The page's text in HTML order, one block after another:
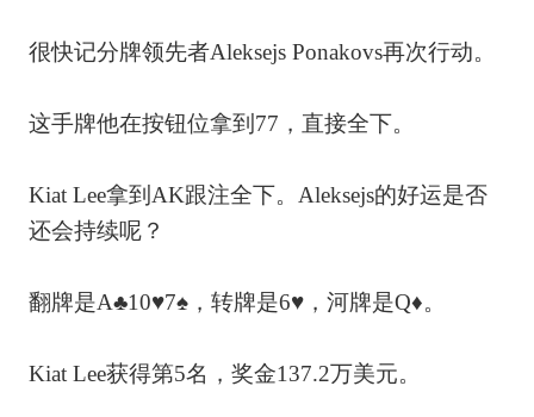
很快记分牌领先者Aleksejs Ponakovs再次行动。
这手牌他在按钮位拿到77，直接全下。
Kiat Lee拿到AK跟注全下。Aleksejs的好运是否
还会持续呢？
翻牌是A♣10♥7♠，转牌是6♥，河牌是Q♦。
Kiat Lee获得第5名，奖金137.2万美元。